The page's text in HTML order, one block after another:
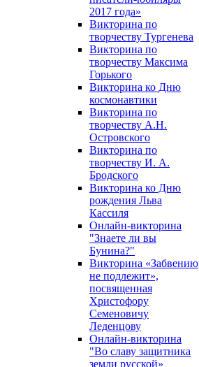
2017 года»
Викторина по
творчеству Тургенева
Викторина по
творчеству Максима
Горького
Викторина ко Дню
космонавтики
Викторина по
творчеству А.Н.
Островского
Викторина по
творчеству И. А.
Бродского
Викторина ко Дню
рождения Льва
Кассиля
Онлайн-викторина
"Знаете ли вы
Бунина?"
Викторина «Забвению
не подлежит»,
посвященная
Христофору
Семеновичу
Леденцову
Онлайн-викторина
"Во славу защитника
земли русской»